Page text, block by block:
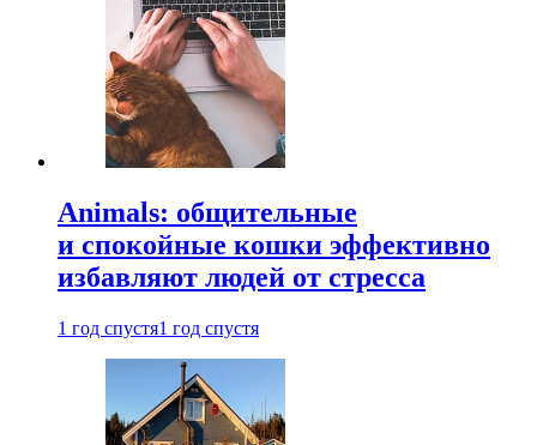
Animals: общительные
и спокойные кошки эффективно
избавляют людей от стресса
1 год спустя1 год спустя